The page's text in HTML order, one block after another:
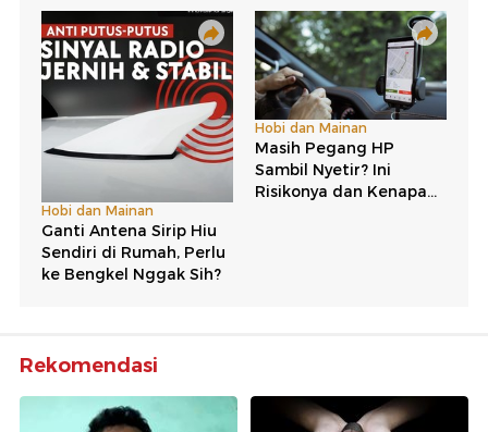
Rekomendasi